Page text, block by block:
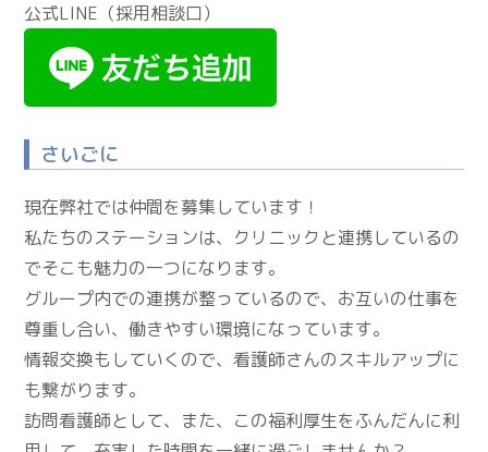
公式LINE（採用相談口）
さいごに
現在弊社では仲間を募集しています！
私たちのステーションは、クリニックと連携しているの
でそこも魅力の一つになります。
グループ内での連携が整っているので、お互いの仕事を
尊重し合い、働きやすい環境になっています。
情報交換もしていくので、看護師さんのスキルアップに
も繋がります。
訪問看護師として、また、この福利厚生をふんだんに利